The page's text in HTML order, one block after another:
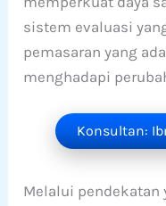
sistem evaluasi
pemasaran yang
menghadapi
Konsultan:
Melalui pendekatan